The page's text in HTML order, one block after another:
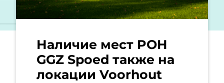
Наличие мест POH
GGZ Spoed также на
локации Voorhout